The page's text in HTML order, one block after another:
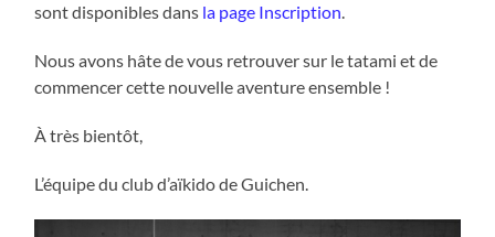
sont disponibles dans la page Inscription.
Nous avons hâte de vous retrouver sur le tatami et de
commencer cette nouvelle aventure ensemble !
À très bientôt,
L’équipe du club d’aïkido de Guichen.